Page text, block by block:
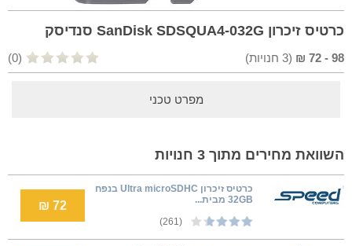
כרטיס זיכרון SanDisk SDSQUA4-032G סנדיסק
98
-
72
₪
(
3 חנויות) (0)
מפרט טכני
השוואת מחירים מתוך 3 חנויות
כרטיס זיכרון Ultra microSDHC בנפח
32GB מבית...
(261)
72 ₪